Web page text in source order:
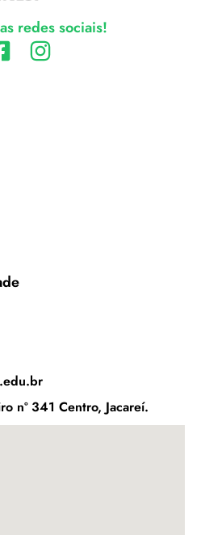
redes sociais!
nº 341 Centro, Jacareí.